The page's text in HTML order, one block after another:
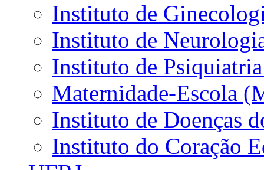
Instituto de
Instituto de
Instituto de
Maternidade-Escola
Instituto de Doenças
Instituto do Coração